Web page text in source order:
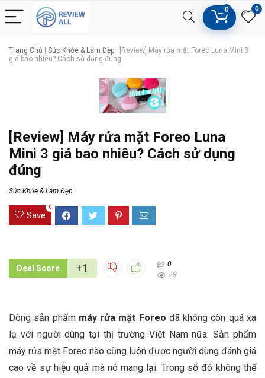
0 0
Trang Chủ Sức Khỏe & Làm Đẹp
[Review] Máy rửa mặt Foreo Luna Mini 3
giá bao nhiêu? Cách sử dụng đúng
[Review] Máy rửa mặt Foreo Luna
Mini 3 giá bao nhiêu? Cách sử dụng
đúng
Sức Khỏe & Làm Đẹp
Save
0
Deal Score +1
0
78
Dòng sản phẩm máy rửa mặt Foreo đã không còn quá xa
lạ với người dùng tại thị trường Việt Nam nữa. Sản phẩm
máy rửa mặt Foreo nào cũng luôn được người dùng đánh giá
cao về sự hiệu quả mà nó mang lại. Trong số đó không thể